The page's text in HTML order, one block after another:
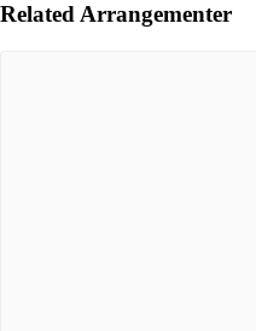
Related Arrangementer